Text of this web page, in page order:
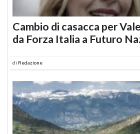
Cambio di casacca per
da Forza Italia a Futuro
di Redazione